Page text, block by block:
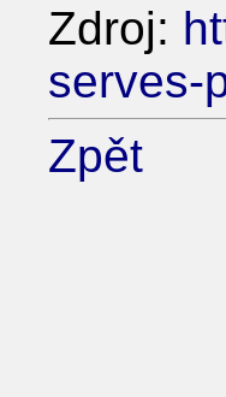
Zdroj:
serves-
Zpět